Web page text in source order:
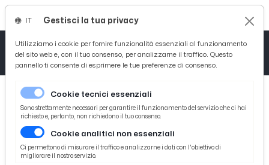
404
Gestisci la tua privacy
Utilizziamo i cookie per fornire funzionalità essenziali al funzionamento
del sito web e, con il tuo consenso, per analizzarne il traffico. Questo
pannello ti consente di esprimere le tue preferenze di consenso.
Cookie tecnici essenziali
Sono strettamente necessari per garantire il funzionamento del servizio che ci hai
richiesto e, pertanto, non richiedono il tuo consenso.
Cookie analitici non essenziali
Ci permettono di misurare il traffico e analizzarne i dati con l'obiettivo di
migliorare il nostro servizio.
Tutto News
Tutto Sport
Basket
Ciclismo
Tutto Curiosità